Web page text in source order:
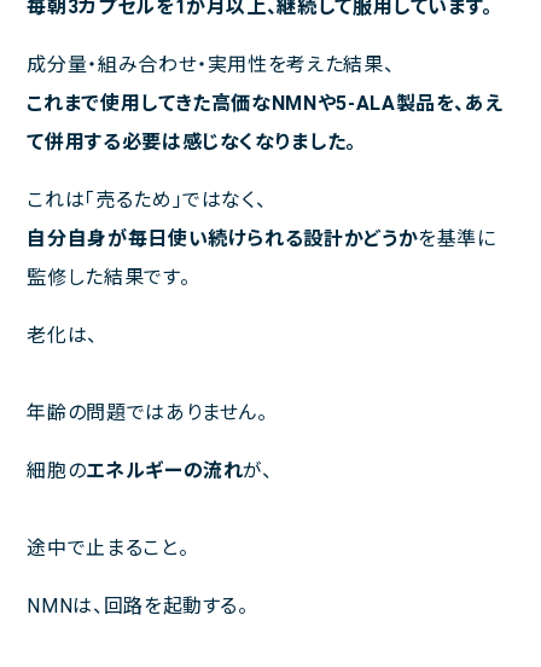
[受付 平日 11～13時、14～18時]
診療時間 完全予約制
毎朝3カプセルを1か月以上、継続して服用しています。
成分量・組み合わせ・実用性を考えた結果、
これまで使用してきた高価なNMNや5-ALA製品を、あえ
て併用する必要は感じなくなりました。
これは「売るため」ではなく、
自分自身が毎日使い続けられる設計かどうかを基準に
監修した結果です。
老化は、
年齢の問題ではありません。
細胞のエネルギーの流れが、
途中で止まること。
NMNは、回路を起動する。